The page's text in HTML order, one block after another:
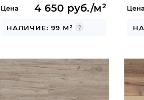
Цена 4 650 руб./м²
НАЛИЧИЕ: 99 М²
Цена